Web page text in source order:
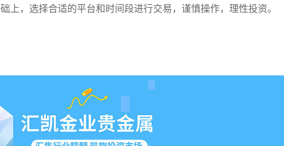
，选择合适的平台和时间段进行交易，谨慎操作，理性投资。